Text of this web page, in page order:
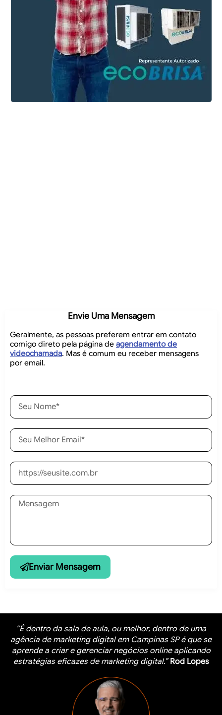
Envie Uma Mensagem
Geralmente, as pessoas preferem entrar em contato
comigo direto pela página de agendamento de
videochamada. Mas é comum eu receber mensagens
por email.
Enviar Mensagem
“É dentro da sala de aula, ou melhor, dentro de uma
agência de marketing digital em Campinas SP é que se
aprende a criar e gerenciar negócios online aplicando
estratégias eficazes de marketing digital.” Rod Lopes